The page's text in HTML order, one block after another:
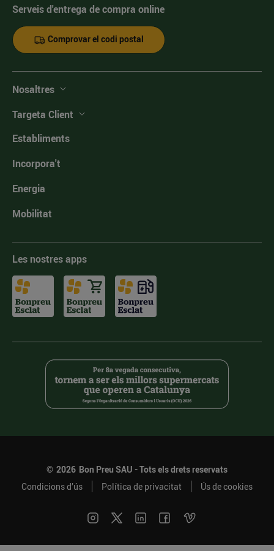
Serveis d'entrega de compra online
Comprovar el codi postal
Nosaltres
Targeta Client
Establiments
Incorpora't
Energia
Mobilitat
Les nostres apps
© 2026 Bon Preu SAU - Tots els drets reservats
Condicions d’ús
Política de privacitat Ús de cookies